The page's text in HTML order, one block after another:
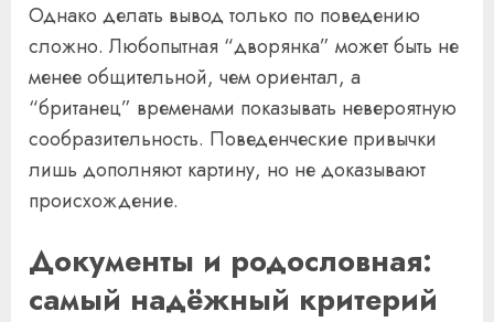
Однако делать вывод только по поведению
сложно. Любопытная “дворянка” может быть не
менее общительной, чем ориентал, а
“британец” временами показывать невероятную
сообразительность. Поведенческие привычки
лишь дополняют картину, но не доказывают
происхождение.
Документы и родословная:
самый надёжный критерий